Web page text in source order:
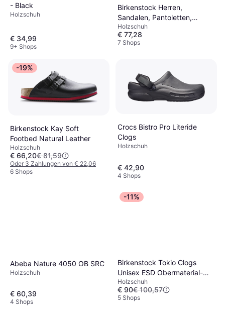
- Black
Holzschuh
€ 34,99
9+ Shops
Birkenstock Herren,
Sandalen, Pantoletten,
Schwarz
Holzschuh
€ 77,28
7 Shops
-19%
Birkenstock Kay Soft
Footbed Natural Leather
Holzschuh
€ 66,20€ 81,59
Oder 3 Zahlungen von € 22,06
6 Shops
Crocs Bistro Pro Literide
Clogs
Holzschuh
€ 42,90
4 Shops
Abeba Nature 4050 OB SRC
Holzschuh
€ 60,39
4 Shops
-11%
Birkenstock Tokio Clogs
Unisex ESD Obermaterial-
Leder Futter-Leder Fuß
Holzschuh
€ 90€ 100,57
5 Shops